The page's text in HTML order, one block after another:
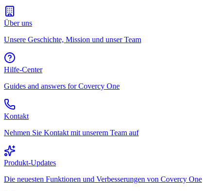
Über uns
Unsere Geschichte, Mission und unser Team
Hilfe-Center
Guides and answers for Covercy One
Kontakt
Nehmen Sie Kontakt mit unserem Team auf
Produkt-Updates
Die neuesten Funktionen und Verbesserungen von Covercy One